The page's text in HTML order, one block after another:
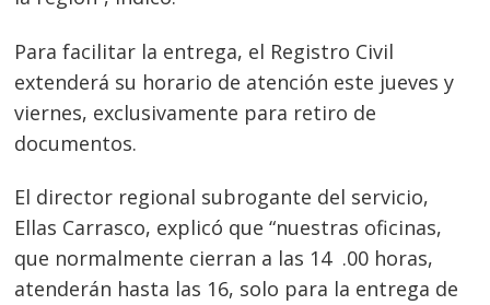
Para facilitar la entrega, el Registro Civil
extenderá su horario de atención este jueves y
viernes, exclusivamente para retiro de
documentos.
El director regional subrogante del servicio,
Ellas Carrasco, explicó que “nuestras oficinas,
que normalmente cierran a las 14 .00 horas,
atenderán hasta las 16, solo para la entrega de